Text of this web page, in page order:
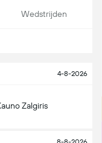
Wedstrijden
4-8-2026
Zalgiris